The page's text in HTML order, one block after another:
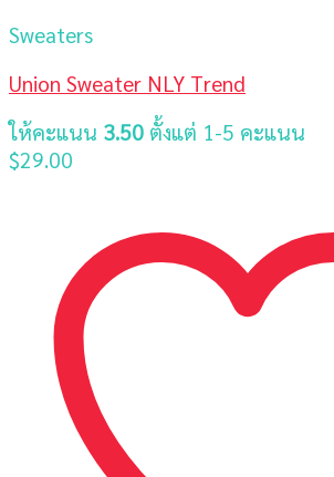
Sweaters
Union Sweater NLY Trend
ให้คะแนน 3.50 ตั้งแต่ 1-5 คะแนน
$29.00